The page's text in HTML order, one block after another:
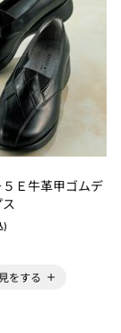
Ｅ牛革甲ゴムデ
)
をする